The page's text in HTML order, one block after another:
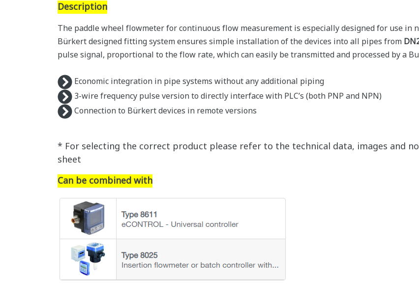
Description
The paddle wheel flowmeter for continuous flow measurement is especially designed for use in
Bürkert designed fitting system ensures simple installation of the devices into all pipes from
pulse signal, proportional to the flow rate, which can easily be transmitted and processed by a
Economic integration in pipe systems without any additional piping
3-wire frequency pulse version to directly interface with PLC’s (both PNP and NPN)
Connection to Bürkert devices in remote versions
* For selecting the correct product please refer to the technical data, images and
sheet
Can be combined with